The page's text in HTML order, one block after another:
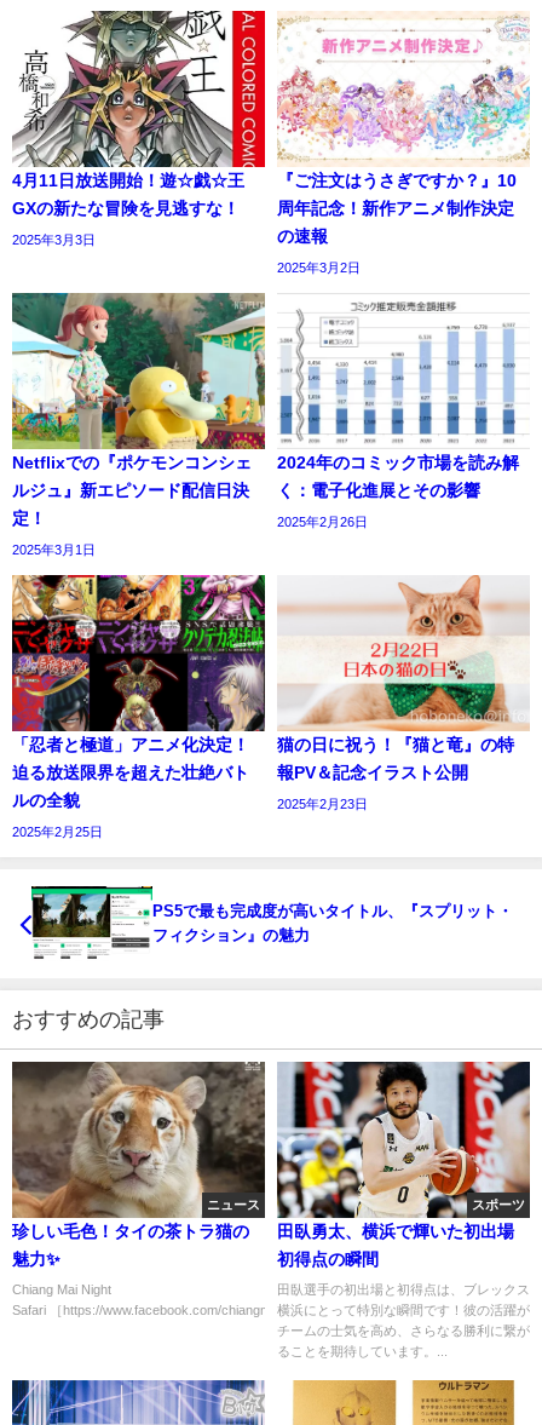
4月11日放送開始！遊☆戯☆王
GXの新たな冒険を見逃すな！
2025年3月3日
『ご注文はうさぎですか？』10
周年記念！新作アニメ制作決定
の速報
2025年3月2日
Netflixでの『ポケモンコンシェ
ルジュ』新エピソード配信日決
定！
2025年3月1日
2024年のコミック市場を読み解
く：電子化進展とその影響
2025年2月26日
「忍者と極道」アニメ化決定！
迫る放送限界を超えた壮絶バト
ルの全貌
2025年2月25日
猫の日に祝う！『猫と竜』の特
報PV＆記念イラスト公開
2025年2月23日
PS5で最も完成度が高いタイトル、『スプリット・
フィクション』の魅力
おすすめの記事
ニュース
珍しい毛色！タイの茶トラ猫の
魅力✨
Chiang Mai Night
Safari ［https://www.facebook.com/chiangmainightsafar...
スポーツ
田臥勇太、横浜で輝いた初出場
初得点の瞬間
田臥選手の初出場と初得点は、ブレックス
横浜にとって特別な瞬間です！彼の活躍が
チームの士気を高め、さらなる勝利に繋が
ることを期待しています。...